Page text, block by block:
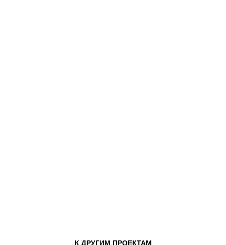
Навигация В Усадьбе Воронцово
К ДРУГИМ ПРОЕКТАМ